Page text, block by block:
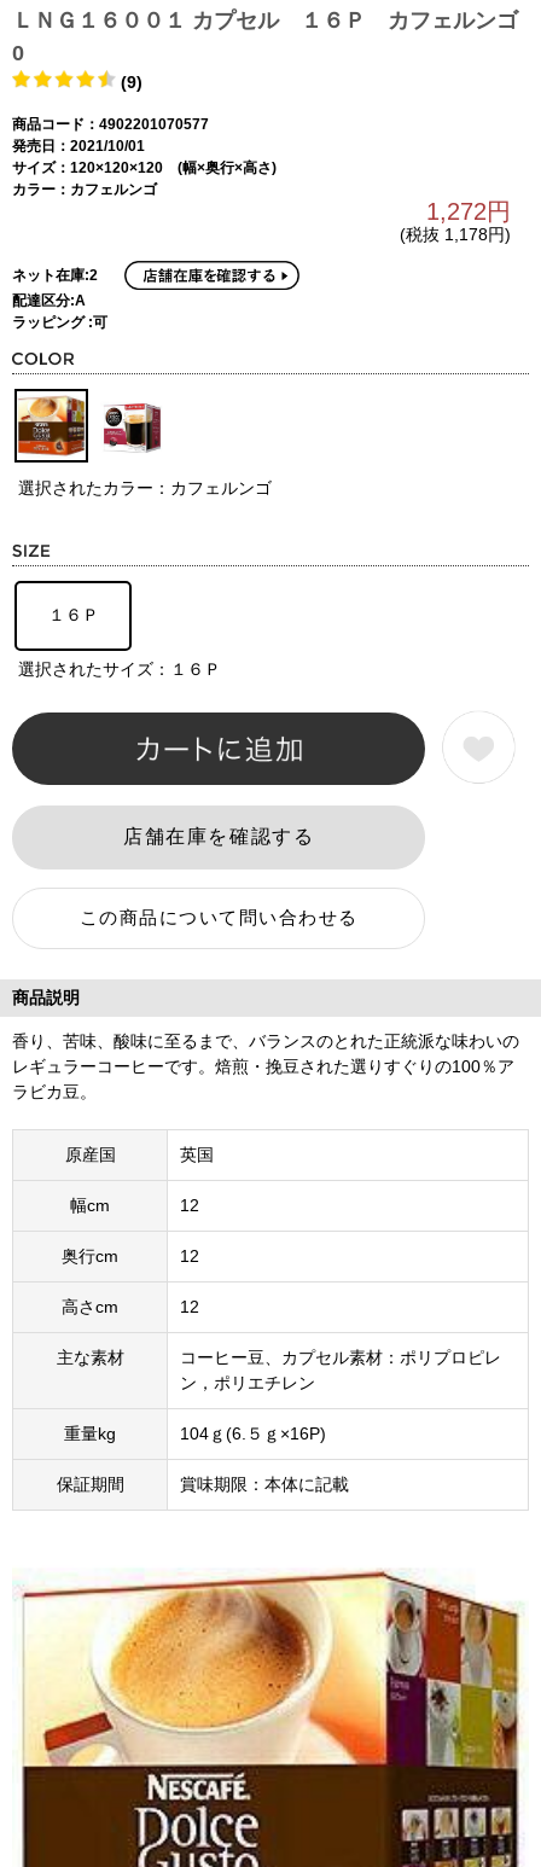
ＬＮＧ１６００１ カプセル １６Ｐ カフェルンゴ
0
(9)
商品コード：4902201070577
発売日：2021/10/01
サイズ：120×120×120 (幅×奥行×高さ)
カラー：カフェルンゴ
1,272円
(税抜 1,178円)
ネット在庫:2
配達区分:A
ラッピング :可
選択されたカラー：カフェルンゴ
１６Ｐ
選択されたサイズ：１６Ｐ
商品説明
香り、苦味、酸味に至るまで、バランスのとれた正統派な味わいの
レギュラーコーヒーです。焙煎・挽豆された選りすぐりの100％ア
ラビカ豆。
原産国 英国
幅cm 12
奥行cm 12
高さcm 12
主な素材
コーヒー豆、カプセル素材：ポリプロピレ
ン，ポリエチレン
重量kg 104ｇ(6.５ｇ×16P)
保証期間 賞味期限：本体に記載